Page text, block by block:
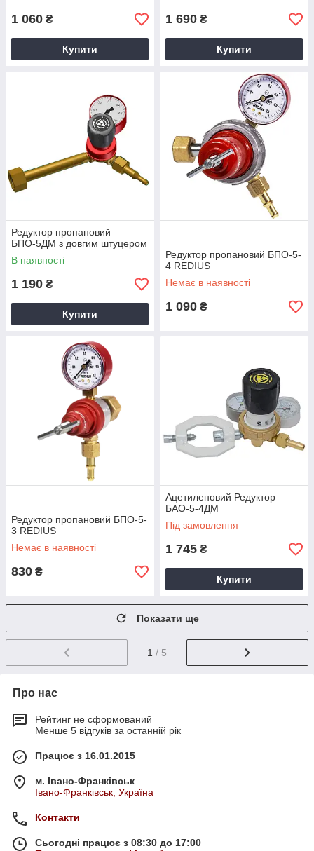
1 060 ₴
Купити
1 690 ₴
Купити
Редуктор пропановий
БПО-5ДМ з довгим штуцером
В наявності
1 190 ₴
Купити
Редуктор пропановий БПО-5-
4 REDIUS
Немає в наявності
1 090 ₴
Редуктор пропановий БПО-5-
3 REDIUS
Немає в наявності
830 ₴
Ацетиленовий Редуктор
БАО-5-4ДМ
Під замовлення
1 745 ₴
Купити
Показати ще
1 / 5
Про нас
Рейтинг не сформований
Менше 5 відгуків за останній рік
Працює з 16.01.2015
м. Івано-Франківськ
Івано-Франківськ, Україна
Контакти
Сьогодні працює з 08:30 до 17:00